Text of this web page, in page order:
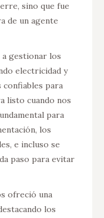
sino que fue
de un agente
gestionar los
electricidad y
confiables para
listo cuando nos
para
los
e incluso se
paso para evitar
ofreció una
los